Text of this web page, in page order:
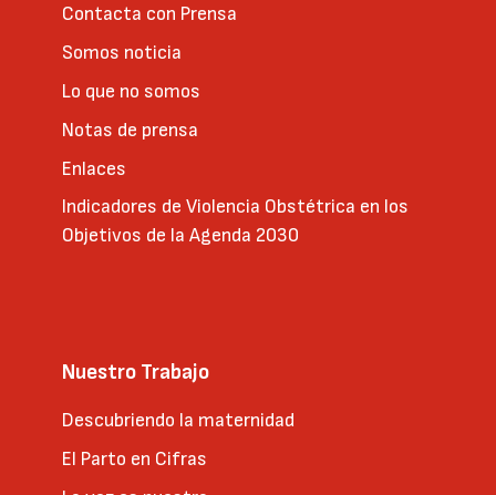
Contacta con Prensa
Somos noticia
Lo que no somos
Notas de prensa
Enlaces
Indicadores de Violencia Obstétrica en los
Objetivos de la Agenda 2030
Nuestro Trabajo
Descubriendo la maternidad
El Parto en Cifras